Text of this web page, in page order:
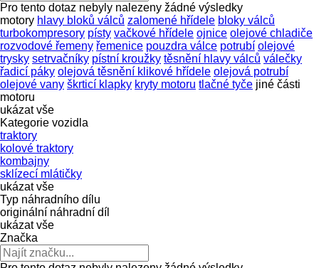
Pro tento dotaz nebyly nalezeny žádné výsledky
motory hlavy bloků válců zalomené hřídele bloky válců
turbokompresory písty vačkové hřídele ojnice olejové chladiče
rozvodové řemeny řemenice pouzdra válce potrubí olejové
trysky setrvačníky pístní kroužky těsnění hlavy válců válečky
řadicí páky olejová těsnění klikové hřídele olejová potrubí
olejové vany škrticí klapky kryty motoru tlačné tyče jiné části
motoru
ukázat vše
Kategorie vozidla
traktory
kolové traktory
kombajny
sklízecí mlátičky
ukázat vše
Typ náhradního dílu
originální náhradní díl
ukázat vše
Značka